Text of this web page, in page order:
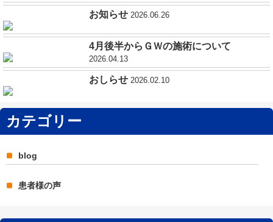
お知らせ 2026.06.26
4月後半からＧＷの施術について
2026.04.13
おしらせ 2026.02.10
カテゴリー
blog
患者様の声